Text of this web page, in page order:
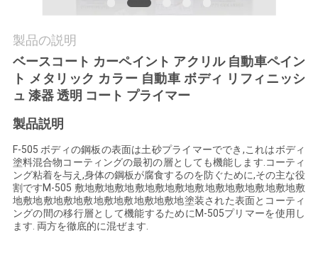
合
わ
せ
ニ
ュ
ー
ス
製品の説明
ベースコート カーペイント アクリル 自動車ペイン
ト メタリック カラー 自動車 ボディ リフィニッシ
ュ 漆器 透明 コート プライマー
製品説明
F-505 ボディの鋼板の表面は土砂プライマーででき,これはボディ
塗料混合物コーティングの最初の層としても機能します.コーティ
ング粘着を与え,身体の鋼板が腐食するのを防ぐために,その主な役
割ですM-505 敷地敷地敷地敷地敷地敷地敷地敷地敷地敷地敷地敷
地敷地敷地敷地敷地敷地敷地敷地敷地塗装された表面とコーティ
ングの間の移行層として機能するためにM-505プリマーを使用し
ます. 両方を徹底的に混ぜます.